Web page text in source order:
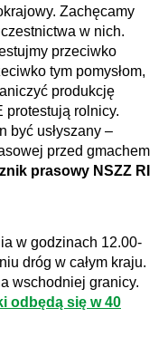
Zachęcamy
w nich.
przeciwko
tym pomysłom,
produkcję
protestują rolnicy.
być usłyszany –
przed gmachem
prasowy NSZZ RI
w godzinach 12.00-
dróg w całym kraju.
wschodniej granicy.
odbędą się w 40